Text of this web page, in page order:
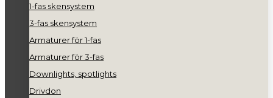
1-fas skensystem
3-fas skensystem
Armaturer för 1-fas
Armaturer för 3-fas
Downlights, spotlights
Drivdon